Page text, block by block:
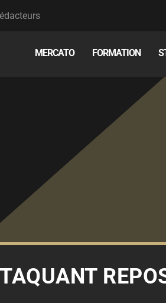
MERCATO FORMATION